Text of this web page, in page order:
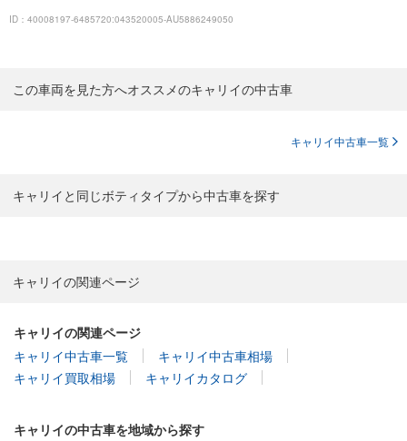
ID：40008197-6485720:043520005-AU5886249050
この車両を見た方へオススメのキャリイの中古車
キャリイ中古車一覧
キャリイと同じボティタイプから中古車を探す
キャリイの関連ページ
キャリイの関連ページ
キャリイ中古車一覧
キャリイ中古車相場
キャリイ買取相場
キャリイカタログ
キャリイの中古車を地域から探す